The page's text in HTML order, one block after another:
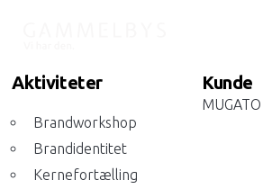
Aktiviteter
Brandworkshop
Brandidentitet
Kernefortælling
Kunde
MUGATO